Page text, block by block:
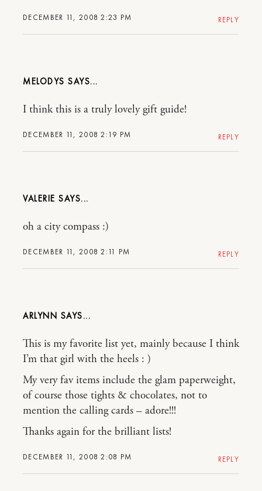
DECEMBER 11, 2008 2:23 PM REPLY
MELODYS
DECEMBER 11, 2008 2:19 PM
I think this is a truly lovely gift guide!
REPLY
VALERIE
DECEMBER 11, 2008 2:11 PM
oh a city compass :)
REPLY
ARLYNN
DECEMBER 11, 2008 2:08 PM
This is my favorite list yet, mainly because I think
I’m that girl with the heels : )
My very fav items include the glam paperweight,
of course those tights & chocolates, not to
mention the calling cards – adore!!!
Thanks again for the brilliant lists!
REPLY